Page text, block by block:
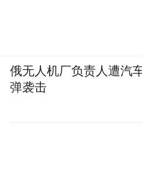
俄无人机厂负责人遭汽
弹袭击